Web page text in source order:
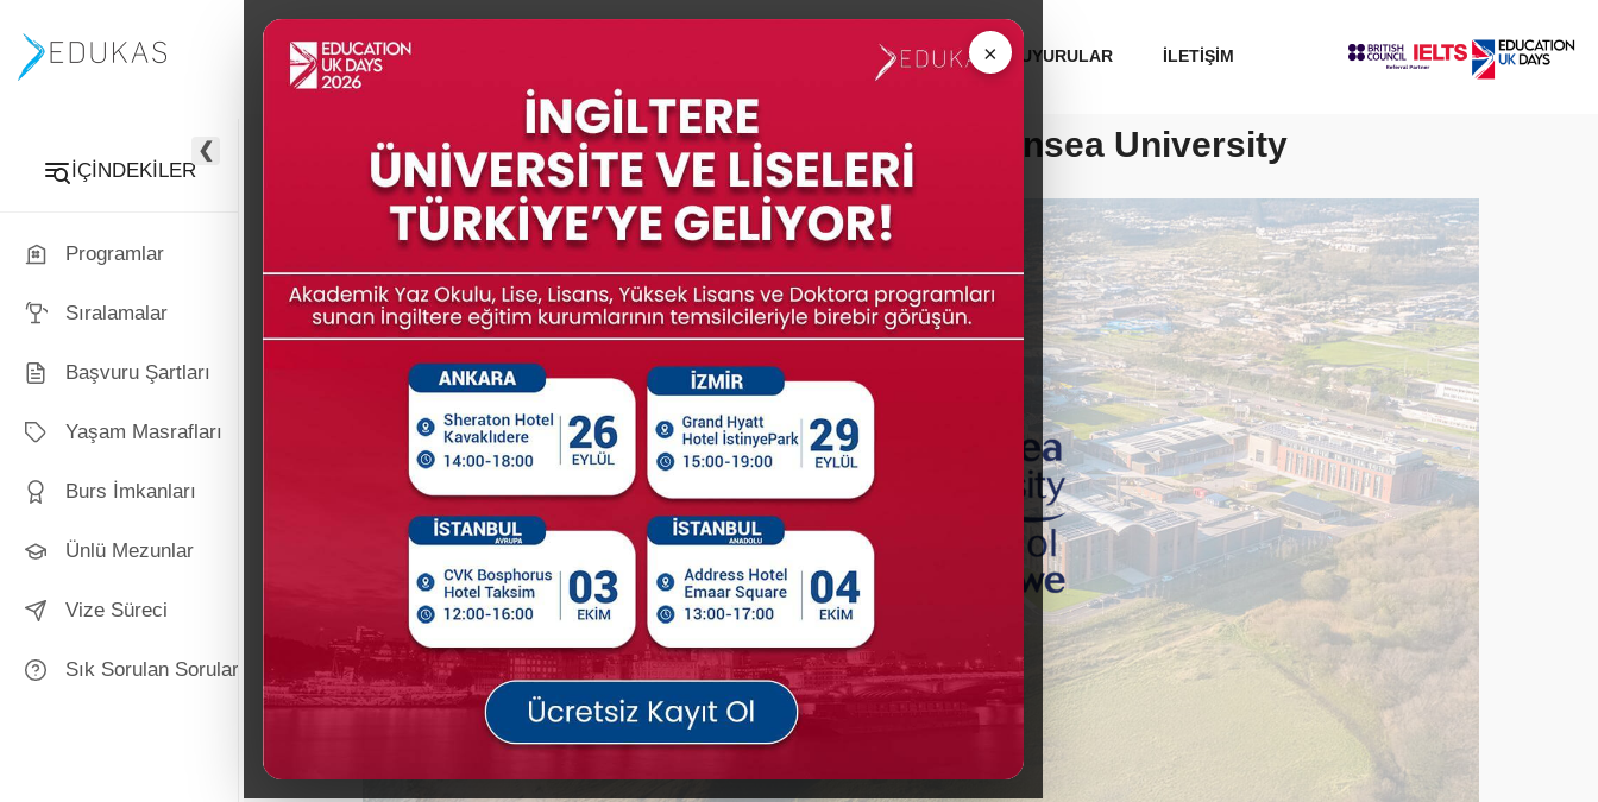
PROGRAMLAR KURUMSAL DUYURULAR İLETİŞİM
Swansea Üniversitesi - Swansea University
❮
İÇİNDEKİLER
Programlar
Sıralamalar
Başvuru Şartları
Yaşam Masrafları
Burs İmkanları
Ünlü Mezunlar
Vize Süreci
Sık Sorulan Sorular